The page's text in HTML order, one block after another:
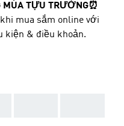
TỰU TRƯỜNG⏰
mua sắm online với
kiện & điều khoản.